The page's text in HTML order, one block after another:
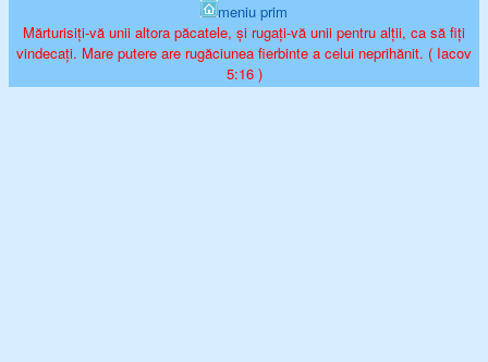
meniu prim
Mărturisiți-vă unii altora păcatele, și rugați-vă unii pentru alții, ca să fiți
vindecați. Mare putere are rugăciunea fierbinte a celui neprihănit. ( Iacov
5:16 )